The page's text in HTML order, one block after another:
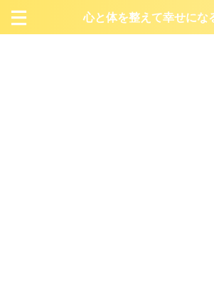
心と体を整えて幸せにな